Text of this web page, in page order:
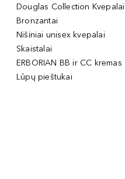
Douglas Collection Kvepalai
Bronzantai
Nišiniai unisex kvepalai
Skaistalai
ERBORIAN BB ir CC kremas
Lūpų pieštukai